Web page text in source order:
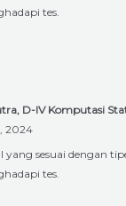
tes.
D-IV Komputasi
2024
yang sesuai dengan
tes.